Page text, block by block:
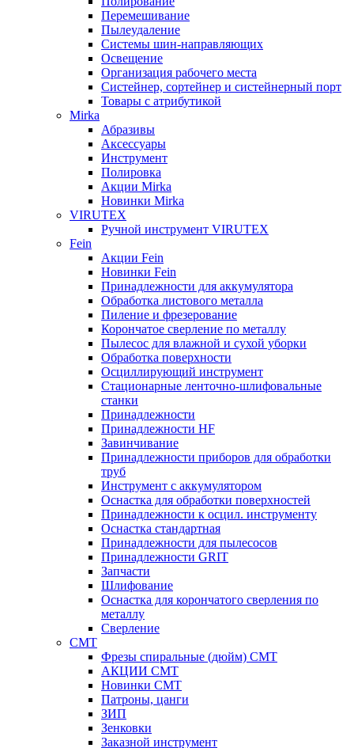
Перемешивание
Пылеудаление
Системы шин-направляющих
Освещение
Организация рабочего места
Систейнер, сортейнер и систейнерный порт
Товары с атрибутикой
Mirka
Абразивы
Аксессуары
Инструмент
Полировка
Акции Mirka
Новинки Mirka
VIRUTEX
Ручной инструмент VIRUTEX
Fein
Акции Fein
Новинки Fein
Принадлежности для аккумулятора
Обработка листового металла
Пиление и фрезерование
Корончатое сверление по металлу
Пылесос для влажной и сухой уборки
Обработка поверхности
Осциллирующий инструмент
Стационарные ленточно-шлифовальные
станки
Принадлежности
Принадлежности HF
Завинчивание
Принадлежности приборов для обработки
труб
Инструмент с аккумулятором
Оснастка для обработки поверхностей
Принадлежности к осцил. инструменту
Оснастка стандартная
Принадлежности для пылесосов
Принадлежности GRIT
Запчасти
Шлифование
Оснастка для корончатого сверления по
металлу
Сверление
CMT
Фрезы спиральные (дюйм) СМТ
АКЦИИ СМТ
Новинки CMT
Патроны, цанги
ЗИП
Зенковки
Заказной инструмент